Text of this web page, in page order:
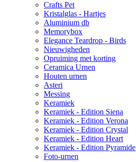
Crafts Pet
Kristalglas - Hartjes
Aluminium db
Memorybox
Elegance Teardrop - Birds
Nieuwigheden
Opruiming met korting
Ceramica Urnen
Houten urnen
Asteri
Messing
Keramiek
Keramiek - Edition Siena
Keramiek - Edition Verona
Keramiek - Edition Crystal
Keramiek - Edition Heart
Keramiek - Edition Pyramide
Foto-urnen